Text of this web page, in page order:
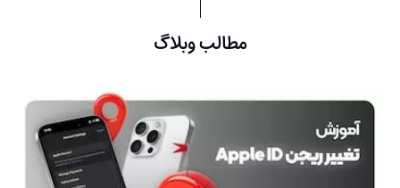
مطالب وبلاگ